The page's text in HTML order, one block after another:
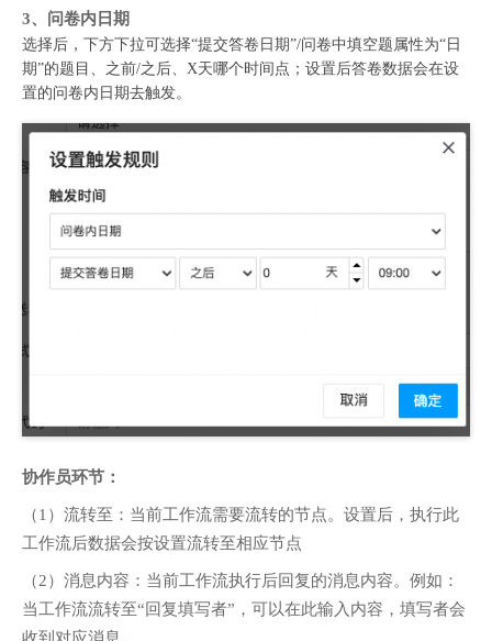
3、问卷内日期
选择后，下方下拉可选择“提交答卷日期”/问卷中填空题属性为“日
期”的题目、之前/之后、X天哪个时间点；设置后答卷数据会在设
置的问卷内日期去触发。
协作员环节：
（1）流转至：当前工作流需要流转的节点。设置后，执行此
工作流后数据会按设置流转至相应节点
（2）消息内容：当前工作流执行后回复的消息内容。例如：
当工作流流转至“回复填写者”，可以在此输入内容，填写者会